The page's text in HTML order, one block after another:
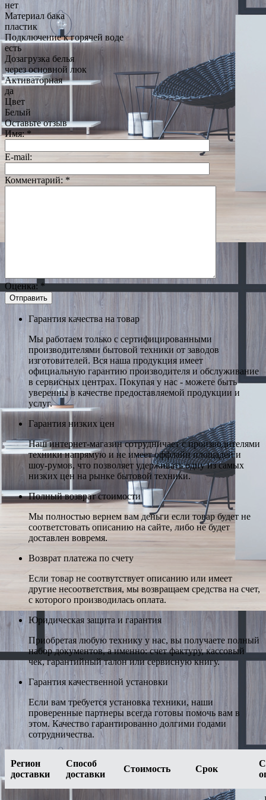
нет
Материал бака
пластик
Подключение к горячей воде
есть
Дозагрузка белья
через основной люк
Активаторная
да
Цвет
Белый
Оставьте отзыв
Имя:*
E-mail:
Комментарий: *
Оценка: *
Гарантия качества на товар
Мы работаем только с сертифицированными
производителями бытовой техники от заводов
изготовителей. Вся наша продукция имеет
официальную гарантию производителя и обслуживание
в сервисных центрах. Покупая у нас - можете быть
уверенны в качестве предоставляемой продукции и
услуг.
Гарантия низких цен
Наш интернет-магазин сотрудничает с производителями
техники напрямую и не имеет оффлайн площадей и
шоу-румов, что позволяет удерживать одну из самых
низких цен на рынке бытовой техники.
Полный возврат стоимости
Мы полностью вернем вам деньги если товар будет не
соответстовать описанию на сайте, либо не будет
доставлен вовремя.
Возврат платежа по счету
Если товар не соотвутствует описанию или имеет
другие несоответствия, мы возвращаем средства на счет,
с которого производилась оплата.
Юридическая защита и гарантия
Приобретая любую технику у нас, вы получаете полный
набор документов, а именно: счет фактуру, кассовый
чек, гарантийный талон или сервисную книгу.
Гарантия качественной установки
Если вам требуется установка техники, наши
проверенные партнеры всегда готовы помочь вам в
этом. Качество гарантированно долгими годами
сотрудничества.
Регион
доставки
Способ
доставки
Стоимость Срок